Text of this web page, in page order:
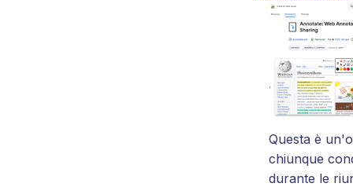
Questa è
chiunque
durante le